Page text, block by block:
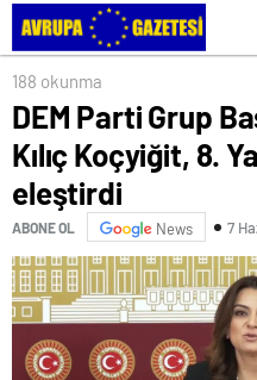
188 okunma
DEM Parti Grup
Kılıç Koçyiğit, 8.
eleştirdi
ABONE OL News 7
hizmet binasının açılış